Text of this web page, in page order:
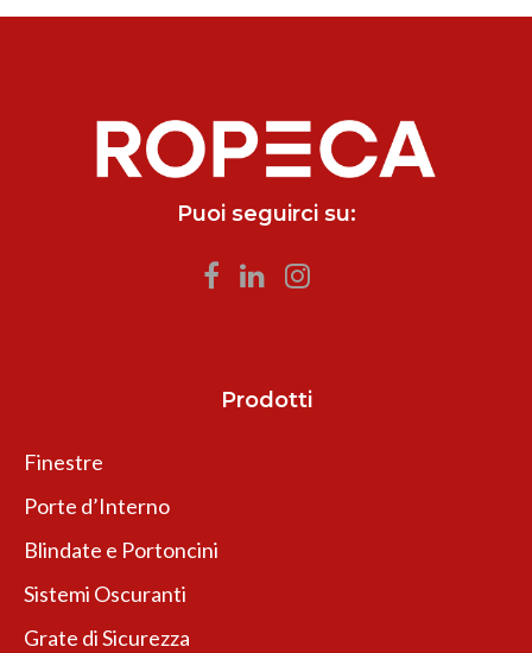
Puoi seguirci su:
Prodotti
Finestre
Porte d’Interno
Blindate e Portoncini
Sistemi Oscuranti
Grate di Sicurezza